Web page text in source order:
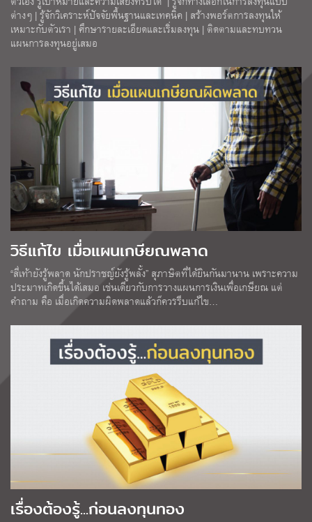
ต่างๆ | รู้จักวิเคราะห์ปัจจัยพื้นฐานและเทคนิค | สร้างพอร์ตการลงทุนให้
เหมาะกับตัวเรา | ศึกษารายละเอียดและเริ่มลงทุน | ติดตามและทบทวน
แผนการลงทุนอยู่เสมอ
วิธีแก้ไข เมื่อแผนเกษียณพลาด
“สี่เท้ายังรู้พลาด นักปราชญ์ยังรู้พลั้ง” สุภาษิตที่ได้ยินกันมานาน เพราะความ
ประมาทเกิดขึ้นได้เสมอ เช่นเดียวกับการวางแผนการเงินเพื่อเกษียณ แต่
คำถาม คือ เมื่อเกิดความผิดพลาดแล้วก็ควรรีบแก้ไข…
เรื่องต้องรู้...ก่อนลงทุนทอง